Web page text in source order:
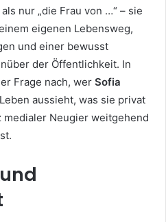
nur „die Frau von …“ – sie
eigenen Lebensweg,
und einer bewusst
der Öffentlichkeit. In
Frage nach, wer Sofia
aussieht, was sie privat
Neugier weitgehend